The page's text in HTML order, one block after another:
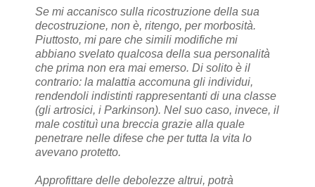
Se mi accanisco sulla ricostruzione della sua
decostruzione, non è, ritengo, per morbosità.
Piuttosto, mi pare che simili modifiche mi
abbiano svelato qualcosa della sua personalità
che prima non era mai emerso. Di solito è il
contrario: la malattia accomuna gli individui,
rendendoli indistinti rappresentanti di una classe
(gli artrosici, i Parkinson). Nel suo caso, invece, il
male costituì una breccia grazie alla quale
penetrare nelle difese che per tutta la vita lo
avevano protetto.
Approfittare delle debolezze altrui, potrà